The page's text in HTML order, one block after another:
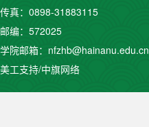
传真：0898-31883115
邮编：572025
学院邮箱：nfzhb@hainanu.edu.cn
美工支持/中旗网络